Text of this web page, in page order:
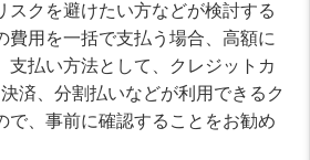
スクを避けたい方などが検討する
費用を一括で支払う場合、高額に
支払い方法として、クレジットカ
済、分割払いなどが利用できるク
で、事前に確認することをお勧め